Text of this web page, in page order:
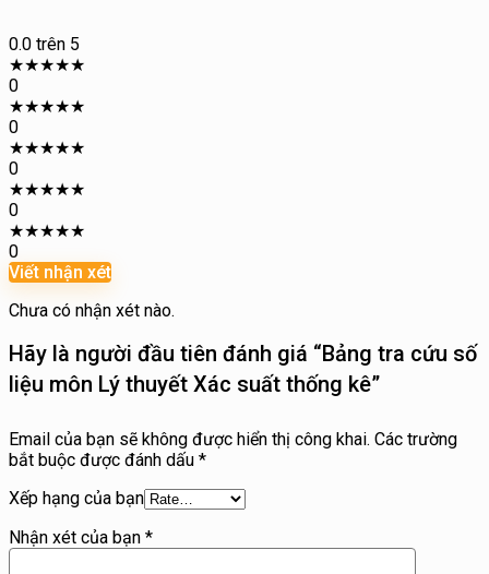
0.0 trên 5
★★★★★
0
★★★★★
0
★★★★★
0
★★★★★
0
★★★★★
0
Viết nhận xét
Chưa có nhận xét nào.
Hãy là người đầu tiên đánh giá “Bảng tra cứu số
liệu môn Lý thuyết Xác suất thống kê”
Email của bạn sẽ không được hiển thị công khai. Các trường
bắt buộc được đánh dấu *
Xếp hạng của bạn
Nhận xét của bạn *